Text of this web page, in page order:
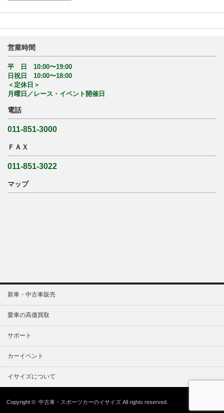
営業時間
平 日 10:00〜19:00
日祝日 10:00〜18:00
＜定休日＞
月曜日／レース・イベント開催日
電話
011-851-3000
ＦＡＸ
011-851-3022
マップ
新車・中古車販売
愛車の高価買取
サポート
カーイベント
イサイズについて
Copyright ©中古車・スポーツカーのイサイズ All rights reserved.